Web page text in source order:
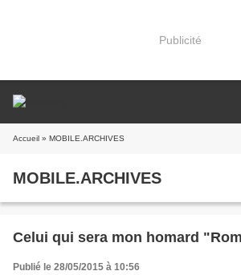
Publicité
Accueil » MOBILE.ARCHIVES
MOBILE.ARCHIVES
Celui qui sera mon homard
Publié le 28/05/2015 à 10:56